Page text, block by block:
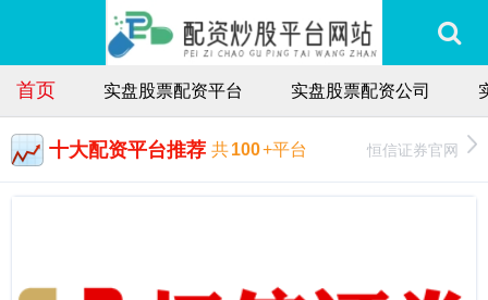
首页 实盘股票配资平台 实盘股票配资公司
十大配资平台推荐 共100+平台 恒信证券官网